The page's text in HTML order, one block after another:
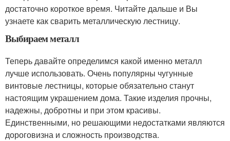
достаточно короткое время. Читайте дальше и Вы
узнаете как сварить металлическую лестницу.
Выбираем металл
Теперь давайте определимся какой именно металл
лучше использовать. Очень популярны чугунные
винтовые лестницы, которые обязательно станут
настоящим украшением дома. Такие изделия прочны,
надежны, добротны и при этом красивы.
Единственными, но решающими недостатками являются
дороговизна и сложность производства.